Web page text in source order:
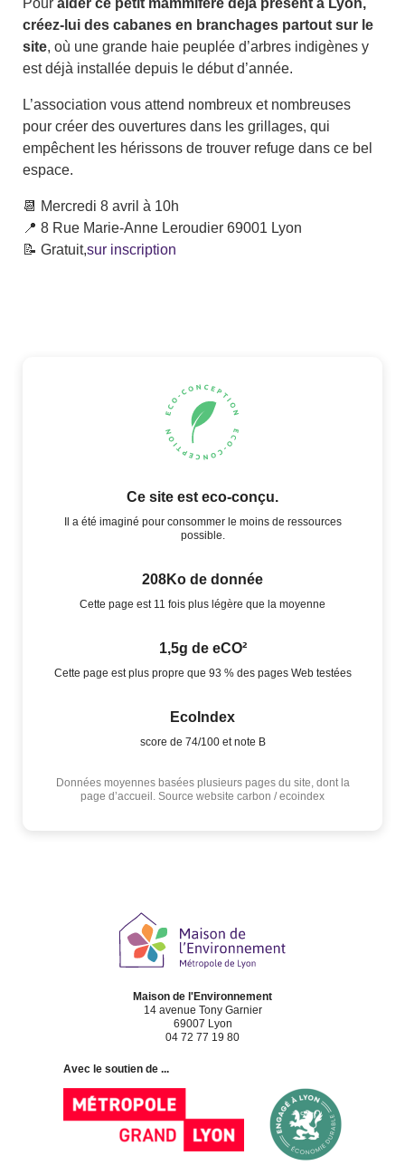
Pour aider ce petit mammifère déjà présent à Lyon,
créez-lui des cabanes en branchages partout sur le
site, où une grande haie peuplée d’arbres indigènes y
est déjà installée depuis le début d’année.
L’association vous attend nombreux et nombreuses
pour créer des ouvertures dans les grillages, qui
empêchent les hérissons de trouver refuge dans ce bel
espace.
📆 Mercredi 8 avril à 10h
📍 8 Rue Marie-Anne Leroudier 69001 Lyon
📝 Gratuit,sur inscription
Ce site est eco-conçu.
Il a été imaginé pour consommer le moins de ressources
possible.
208Ko de donnée
Cette page est 11 fois plus légère que la moyenne
1,5g de eCO²
Cette page est plus propre que 93 % des pages Web testées
EcoIndex
score de 74/100 et note B
Données moyennes basées plusieurs pages du site, dont la
page d’accueil. Source website carbon / ecoindex
Maison de l'Environnement
14 avenue Tony Garnier
69007 Lyon
04 72 77 19 80
Avec le soutien de ...